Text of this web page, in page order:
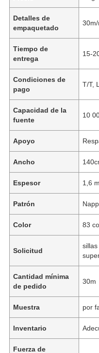
Detalles de
empaquetado
Tiempo de
entrega
15-
Condiciones de
pago
T/T,
Capacidad de la
fuente
10
Apoyo
Ancho
Espesor 1,6
Patrón
Color 83
Solicitud
Cantidad mínima
de pedido
30m
Muestra por
Inventario
Fuerza de